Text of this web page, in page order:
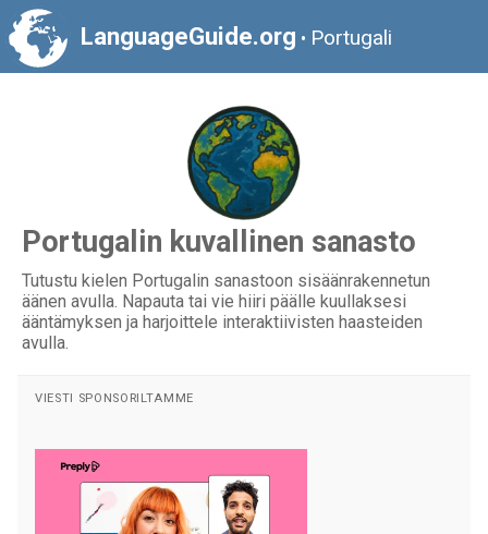
LanguageGuide.org • Portugali
Portugalin kuvallinen sanasto
Tutustu kielen Portugalin sanastoon sisäänrakennetun
äänen avulla. Napauta tai vie hiiri päälle kuullaksesi
ääntämyksen ja harjoittele interaktiivisten haasteiden
avulla.
VIESTI SPONSORILTAMME